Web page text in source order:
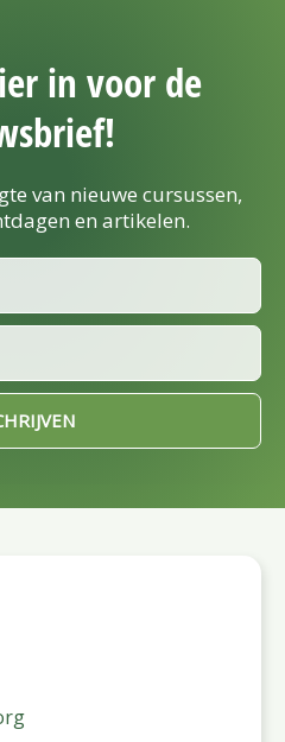
in voor de
van nieuwe cursussen,
en artikelen.